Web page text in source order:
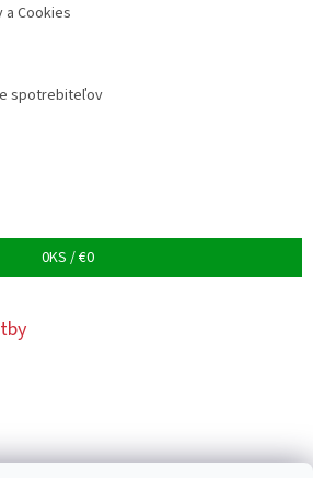
a Cookies
spotrebiteľov
0KS /€0